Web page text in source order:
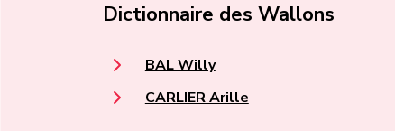
Dictionnaire des Wallons
BAL Willy
CARLIER Arille